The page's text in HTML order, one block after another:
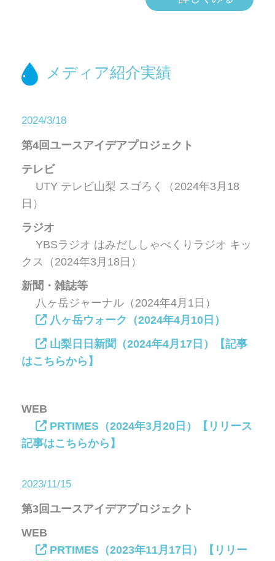
メディア紹介実績
2024/3/18
第4回ユースアイデアプロジェクト
テレビ
UTY テレビ山梨 スゴろく（2024年3月18
日）
ラジオ
YBSラジオ はみだししゃべくりラジオ キッ
クス（2024年3月18日）
新聞・雑誌等
八ヶ岳ジャーナル（2024年4月1日）
八ヶ岳ウォーク（2024年4月10日）
山梨日日新聞（2024年4月17日）【記事
はこちらから】
WEB
PRTIMES（2024年3月20日）【リリース
記事はこちらから】
2023/11/15
第3回ユースアイデアプロジェクト
WEB
PRTIMES（2023年11月17日）【リリー